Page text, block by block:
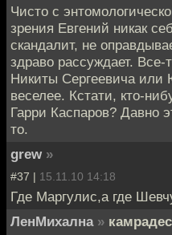
Чисто с
зрения Евгений никак
скандалит, не
здраво рассуждает. Все-
Никиты Сергеевича
веселее. Кстати, кто-
Гарри Каспаров? Давно
то.
grew »
#37 | 15.11.10 14:18
Где Маргулис,а где
ЛенМихална »